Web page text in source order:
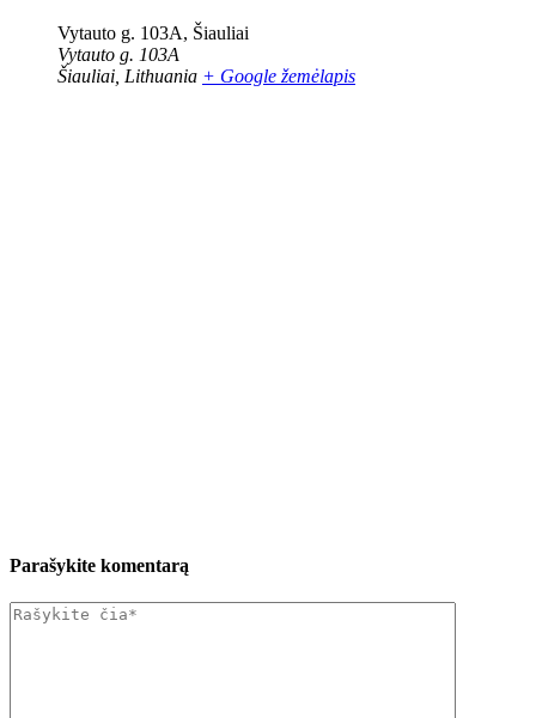
Vytauto g. 103A, Šiauliai
Vytauto g. 103A
Šiauliai Lithuania + Google žemėlapis
Parašykite komentarą